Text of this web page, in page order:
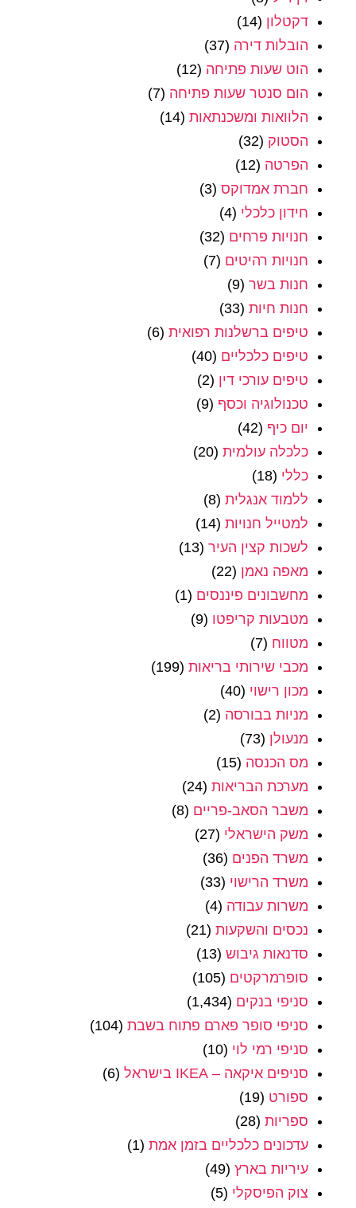
דקטלון (14)
הובלות דירה (37)
הוט שעות פתיחה (12)
הום סנטר שעות פתיחה (7)
הלוואות ומשכנתאות (14)
הסטוק (32)
הפרטה (12)
חברת אמדוקס (3)
חידון כלכלי (4)
חנויות פרחים (32)
חנויות רהיטים (7)
חנות בשר (9)
חנות חיות (33)
טיפים ברשלנות רפואית (6)
טיפים כלכליים (40)
טיפים עורכי דין (2)
טכנולוגיה וכסף (9)
יום כיף (42)
כלכלה עולמית (20)
כללי (18)
ללמוד אנגלית (8)
למטייל חנויות (14)
לשכות קצין העיר (13)
מאפה נאמן (22)
מחשבונים פיננסים (1)
מטבעות קריפטו (9)
מטווח (7)
מכבי שירותי בריאות (199)
מכון רישוי (40)
מניות בבורסה (2)
מנעולן (73)
מס הכנסה (15)
מערכת הבריאות (24)
משבר הסאב-פריים (8)
משק הישראלי (27)
משרד הפנים (36)
משרד הרישוי (33)
משרות עבודה (4)
נכסים והשקעות (21)
סדנאות גיבוש (13)
סופרמרקטים (105)
סניפי בנקים (1,434)
סניפי סופר פארם פתוח בשבת (104)
סניפי רמי לוי (10)
סניפים איקאה – IKEA בישראל
(6)
ספורט (19)
ספריות (28)
עדכונים כלכליים בזמן אמת (1)
עיריות בארץ (49)
צוק הפיסקלי (5)